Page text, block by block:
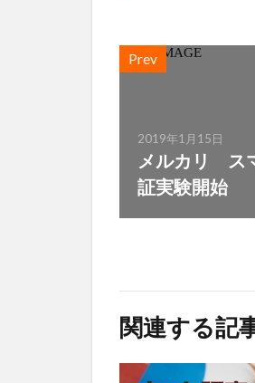
Prev
2019年1月15日
メルカリ ス
証実験開始
関連する記